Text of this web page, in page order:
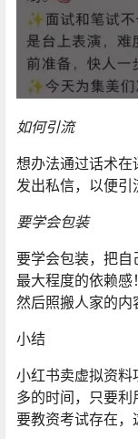
如何引流
想办法通过话术在
发出私信，以便引
要学会包装
要学会包装，把自
最大程度的依赖感
然后照搬人家的内
小结
小红书卖虚拟资
多的时间，只要
要教资考试存在，